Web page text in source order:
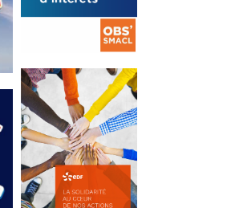
La
prévention
des conflits
d’intérêts
18 septembre 2023
FEUILLETER